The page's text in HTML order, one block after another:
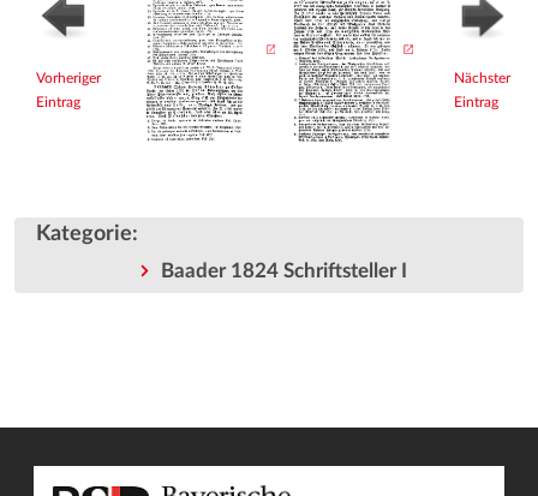
Vorheriger
Eintrag
Nächster
Eintrag
Kategorie:
Baader 1824 Schriftsteller I